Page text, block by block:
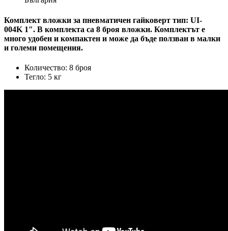
Комплект вложки за пневматичен гайковерт тип: UI-
004K 1″. В комплекта са 8 броя вложки. Комплектът е
много удобен и компактен и може да бъде ползван в малки
и големи помещения.
Количество: 8 броя
Тегло: 5 кг